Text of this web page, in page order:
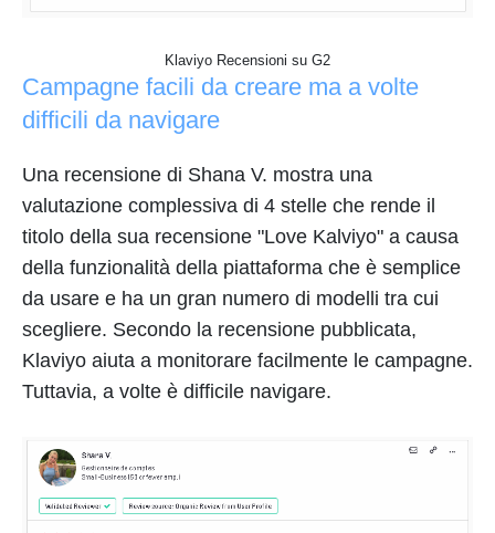
Klaviyo Recensioni su G2
Campagne facili da creare ma a volte
difficili da navigare
Una recensione di Shana V. mostra una
valutazione complessiva di 4 stelle che rende il
titolo della sua recensione "Love Kalviyo" a causa
della funzionalità della piattaforma che è semplice
da usare e ha un gran numero di modelli tra cui
scegliere. Secondo la recensione pubblicata,
Klaviyo aiuta a monitorare facilmente le campagne.
Tuttavia, a volte è difficile navigare.